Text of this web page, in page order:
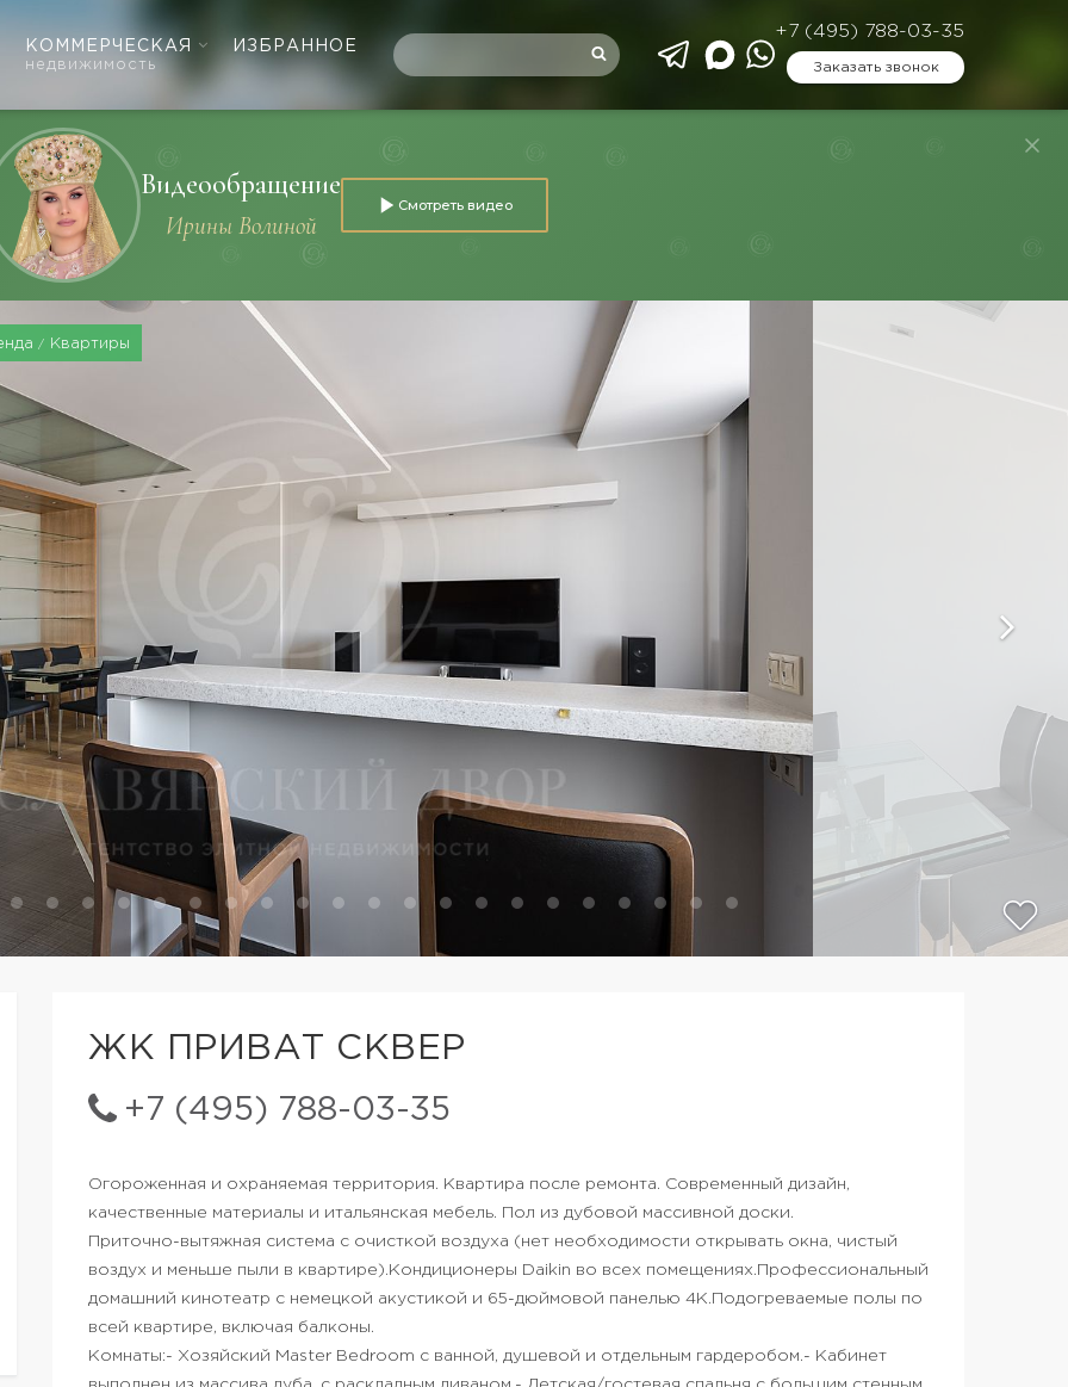
КОММЕРЧЕСКАЯ
недвижимость
ИЗБРАННОЕ
+7 (495) 788-03-35
Заказать звонок
Видеообращение
Ирины Волиной
Смотреть видео
Квартиры
ЖК ПРИВАТ СКВЕР
+7 (495) 788-03-35
Огороженная и охраняемая территория. Квартира после ремонта. Современный дизайн,
качественные материалы и итальянская мебель. Пол из дубовой массивной доски.
Приточно-вытяжная система с очисткой воздуха (нет необходимости открывать окна, чистый
воздух и меньше пыли в квартире).Кондиционеры Daikin во всех помещениях.Профессиональный
домашний кинотеатр с немецкой акустикой и 65-дюймовой панелью 4K.Подогреваемые полы по
всей квартире, включая балконы.
Комнаты:- Хозяйский Master Bedroom с ванной, душевой и отдельным гардеробом.- Кабинет